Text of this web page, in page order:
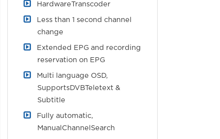
HardwareTranscoder
Less than 1 second channel
change
Extended EPG and recording
reservation on EPG
Multi language OSD,
SupportsDVBTeletext &
Subtitle
Fully automatic,
ManualChannelSearch